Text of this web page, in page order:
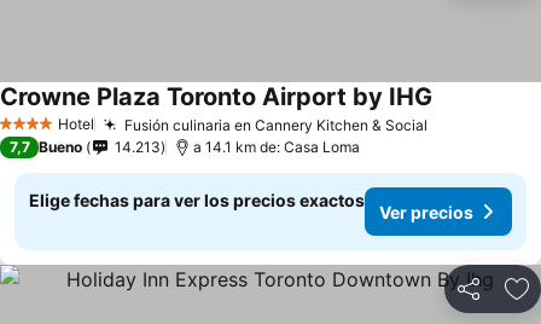
4 EstrellasHotel Fusión culinaria en Cannery Kitchen & Social
Crowne Plaza Toronto Airport by IHG
7,7 Bueno 14.213 a 14.1 km de: Casa Loma
Elige fechas para ver los precios exactos
Ver precios
Compartir